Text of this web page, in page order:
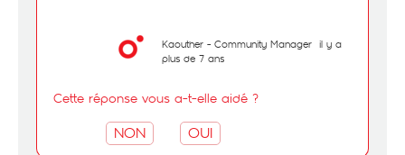
Kaouther - Community Manager il y a
plus de 7 ans
Cette réponse vous a-t-elle aidé ?
NON OUI